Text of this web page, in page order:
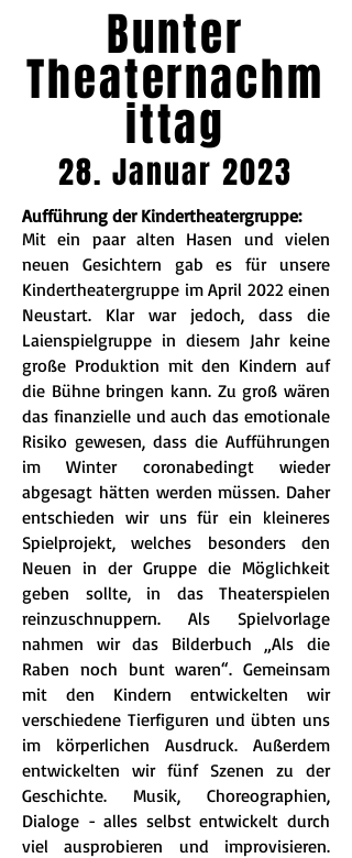
Bunter
Theaternachm
ittag
28. Januar 2023
Aufführung der Kindertheatergruppe:
Mit ein paar alten Hasen und vielen
neuen Gesichtern gab es für unsere
Kindertheatergruppe im April 2022 einen
Neustart. Klar war jedoch, dass die
Laienspielgruppe in diesem Jahr keine
große Produktion mit den Kindern auf
die Bühne bringen kann. Zu groß wären
das finanzielle und auch das emotionale
Risiko gewesen, dass die Aufführungen
im Winter coronabedingt wieder
abgesagt hätten werden müssen. Daher
entschieden wir uns für ein kleineres
Spielprojekt, welches besonders den
Neuen in der Gruppe die Möglichkeit
geben sollte, in das Theaterspielen
reinzuschnuppern. Als Spielvorlage
nahmen wir das Bilderbuch „Als die
Raben noch bunt waren“. Gemeinsam
mit den Kindern entwickelten wir
verschiedene Tierfiguren und übten uns
im körperlichen Ausdruck. Außerdem
entwickelten wir fünf Szenen zu der
Geschichte. Musik, Choreographien,
Dialoge - alles selbst entwickelt durch
viel ausprobieren und improvisieren.